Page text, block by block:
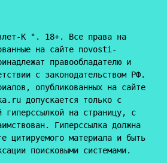
К ". 18+. Все права на
на сайте novosti-
правообладателю и
с законодательством РФ.
опубликованных на сайте
допускается только с
гиперссылкой на страницу, с
Гиперссылка должна
цитируемого материала и быть
поисковыми системами.